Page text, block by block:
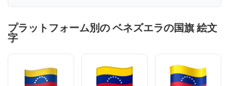
プラットフォーム別の ベネズエラの国旗 絵文
字